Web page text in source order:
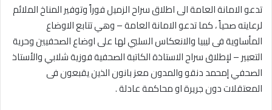
تدعو الامانة العامة الى اطلاق سراح الزميل فوراً وتوفير المناخ الملائم
لرعايته صحياً ، كما تدعو الامانة العامة – وهي تتابع الاوضاع
المأساوية فى ليبيا والانعكاس السلبي لها على اوضاع الصحفيين وحرية
التعبير – لإطلاق سراح الاستاذة الكاتبة الصحفية فوزية شلابي والأستاذ
الصحفي إمحمد دنقو والمدون معز بانون الذين يقبعون فى
المعتقلات دون جريرة او محاكمة عادلة .